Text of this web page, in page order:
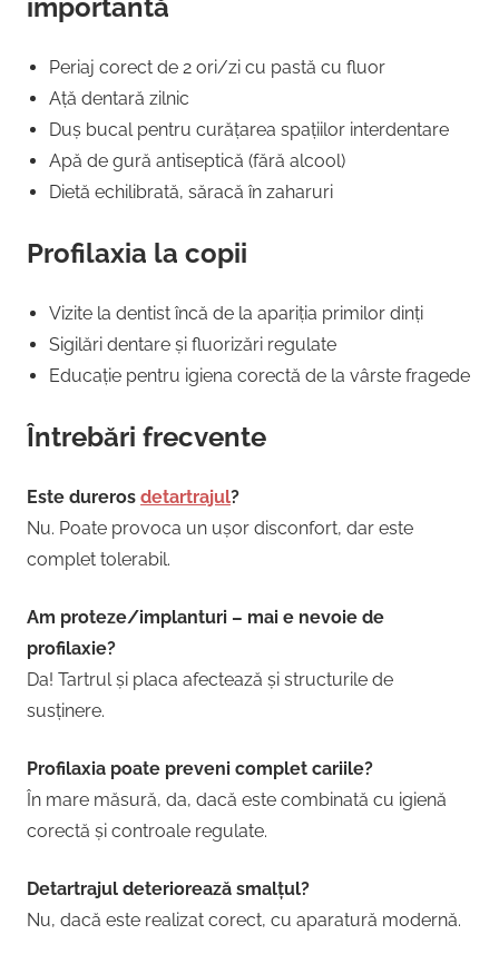
importantă
Periaj corect de 2 ori/zi cu pastă cu fluor
Ață dentară zilnic
Duș bucal pentru curățarea spațiilor interdentare
Apă de gură antiseptică (fără alcool)
Dietă echilibrată, săracă în zaharuri
Profilaxia la copii
Vizite la dentist încă de la apariția primilor dinți
Sigilări dentare și fluorizări regulate
Educație pentru igiena corectă de la vârste fragede
Întrebări frecvente
Este dureros detartrajul?
Nu. Poate provoca un ușor disconfort, dar este
complet tolerabil.
Am proteze/implanturi – mai e nevoie de
profilaxie?
Da! Tartrul și placa afectează și structurile de
susținere.
Profilaxia poate preveni complet cariile?
În mare măsură, da, dacă este combinată cu igienă
corectă și controale regulate.
Detartrajul deteriorează smalțul?
Nu, dacă este realizat corect, cu aparatură modernă.